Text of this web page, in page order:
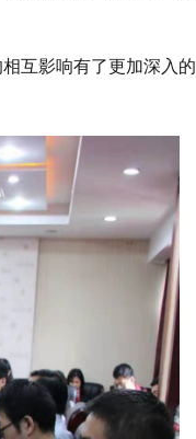
互影响有了更加深入的